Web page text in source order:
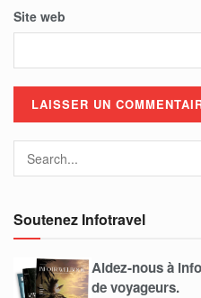
Site web
Soutenez Infotravel
Aidez-nous à
de voyageurs.